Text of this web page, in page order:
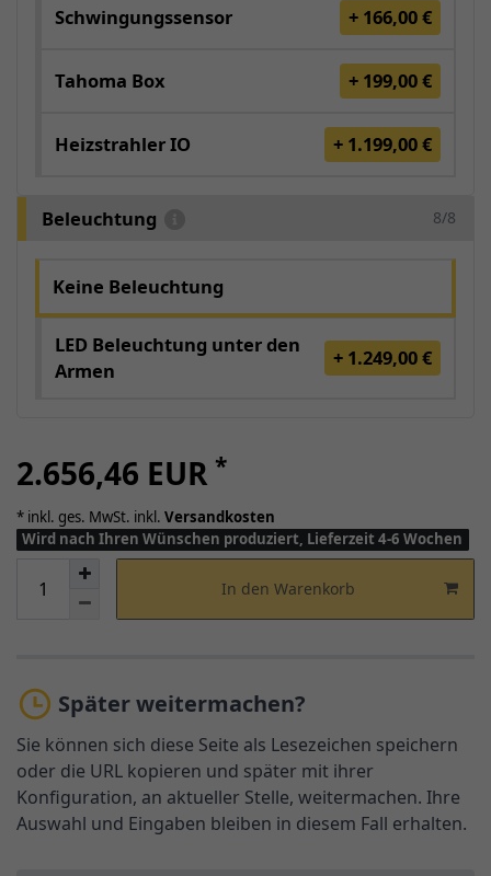
Schwingungssensor + 166,00 €
Tahoma Box + 199,00 €
Heizstrahler IO + 1.199,00 €
Beleuchtung 8/8
Keine Beleuchtung
LED Beleuchtung unter den
Armen
+ 1.249,00 €
2.656,46 EUR *
* inkl. ges. MwSt. inkl. Versandkosten
Wird nach Ihren Wünschen produziert, Lieferzeit 4-6 Wochen
In den Warenkorb
Später weitermachen?
Sie können sich diese Seite als Lesezeichen speichern
oder die URL kopieren und später mit ihrer
Konfiguration, an aktueller Stelle, weitermachen. Ihre
Auswahl und Eingaben bleiben in diesem Fall erhalten.